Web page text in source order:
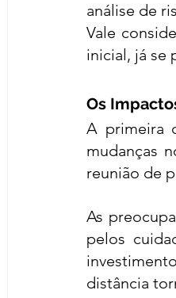
análise de
Vale
inicial, já se
Os
A primeira
mudanças
reunião de
As
pelos
distância